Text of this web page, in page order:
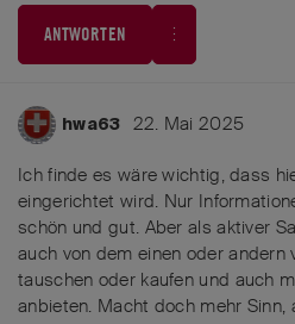
ANTWORTEN
hwa63 22. Mai 2025
Ich finde es wäre wichtig, dass
eingerichtet wird. Nur
schön und gut. Aber als aktiver
auch von dem einen oder andern
tauschen oder kaufen und auch
anbieten. Macht doch mehr Sinn,